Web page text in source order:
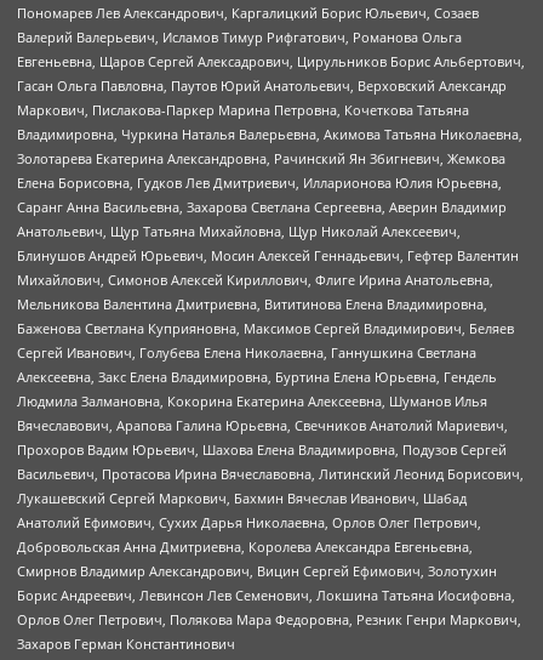
Пономарев Лев Александрович, Каргалицкий Борис Юльевич, Созаев
Валерий Валерьевич, Исламов Тимур Рифгатович, Романова Ольга
Евгеньевна, Щаров Сергей Алексадрович, Цирульников Борис Альбертович,
Гасан Ольга Павловна, Паутов Юрий Анатольевич, Верховский Александр
Маркович, Пислакова-Паркер Марина Петровна, Кочеткова Татьяна
Владимировна, Чуркина Наталья Валерьевна, Акимова Татьяна Николаевна,
Золотарева Екатерина Александровна, Рачинский Ян Збигневич, Жемкова
Елена Борисовна, Гудков Лев Дмитриевич, Илларионова Юлия Юрьевна,
Саранг Анна Васильевна, Захарова Светлана Сергеевна, Аверин Владимир
Анатольевич, Щур Татьяна Михайловна, Щур Николай Алексеевич,
Блинушов Андрей Юрьевич, Мосин Алексей Геннадьевич, Гефтер Валентин
Михайлович, Симонов Алексей Кириллович, Флиге Ирина Анатольевна,
Мельникова Валентина Дмитриевна, Вититинова Елена Владимировна,
Баженова Светлана Куприяновна, Максимов Сергей Владимирович, Беляев
Сергей Иванович, Голубева Елена Николаевна, Ганнушкина Светлана
Алексеевна, Закс Елена Владимировна, Буртина Елена Юрьевна, Гендель
Людмила Залмановна, Кокорина Екатерина Алексеевна, Шуманов Илья
Вячеславович, Арапова Галина Юрьевна, Свечников Анатолий Мариевич,
Прохоров Вадим Юрьевич, Шахова Елена Владимировна, Подузов Сергей
Васильевич, Протасова Ирина Вячеславовна, Литинский Леонид Борисович,
Лукашевский Сергей Маркович, Бахмин Вячеслав Иванович, Шабад
Анатолий Ефимович, Сухих Дарья Николаевна, Орлов Олег Петрович,
Добровольская Анна Дмитриевна, Королева Александра Евгеньевна,
Смирнов Владимир Александрович, Вицин Сергей Ефимович, Золотухин
Борис Андреевич, Левинсон Лев Семенович, Локшина Татьяна Иосифовна,
Орлов Олег Петрович, Полякова Мара Федоровна, Резник Генри Маркович,
Захаров Герман Константинович